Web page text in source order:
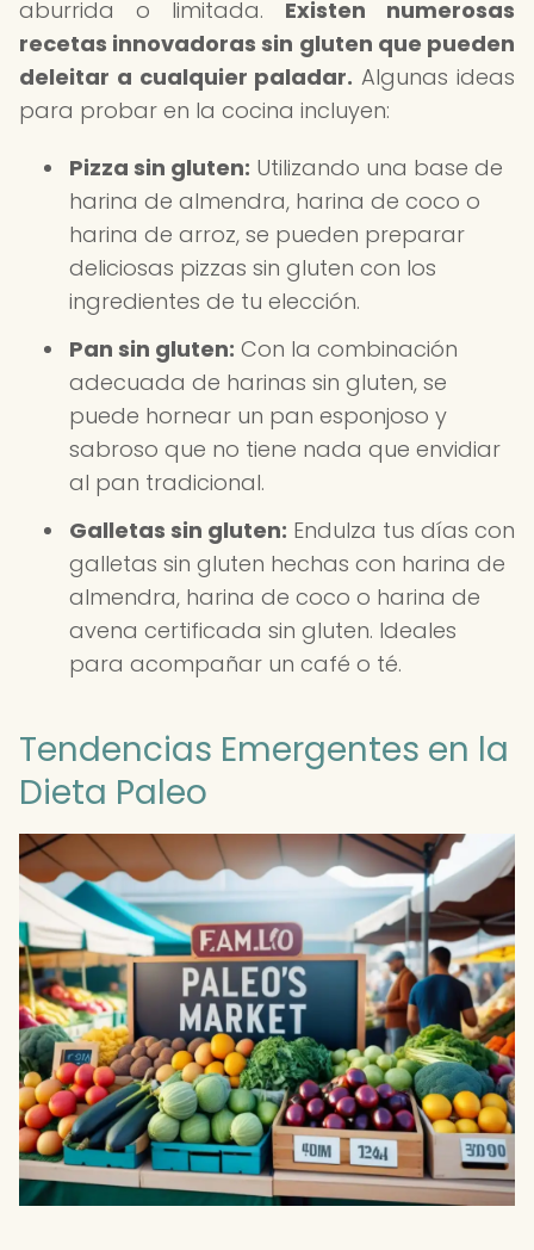
aburrida o limitada. Existen numerosas
recetas innovadoras sin gluten que pueden
deleitar a cualquier paladar. Algunas ideas
para probar en la cocina incluyen:
Pizza sin gluten: Utilizando una base de
harina de almendra, harina de coco o
harina de arroz, se pueden preparar
deliciosas pizzas sin gluten con los
ingredientes de tu elección.
Pan sin gluten: Con la combinación
adecuada de harinas sin gluten, se
puede hornear un pan esponjoso y
sabroso que no tiene nada que envidiar
al pan tradicional.
Galletas sin gluten: Endulza tus días con
galletas sin gluten hechas con harina de
almendra, harina de coco o harina de
avena certificada sin gluten. Ideales
para acompañar un café o té.
Tendencias Emergentes en la
Dieta Paleo